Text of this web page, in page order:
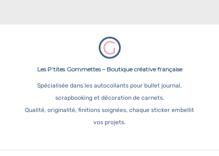
Les P’tites Gommettes – Boutique créative française
Spécialisée dans les autocollants pour bullet journal,
scrapbooking et décoration de carnets.
Qualité, originalité, finitions soignées, chaque sticker embellit
vos projets.